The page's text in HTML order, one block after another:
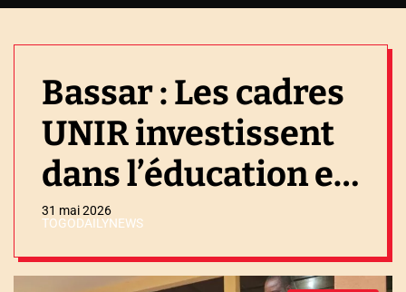
Bassar : Les cadres
UNIR investissent
dans l’éducation et
la sécurité
31 mai 2026
TOGODAILYNEWS